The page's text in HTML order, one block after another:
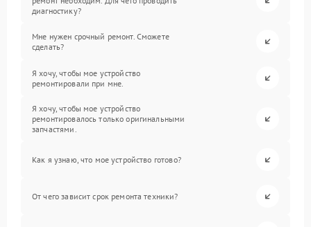
диагностику?
Мне нужен срочный ремонт. Сможете
сделать?
Я хочу, чтобы мое устройство
ремонтировали при мне.
Я хочу, чтобы мое устройство
ремонтировалось только оригинальными
запчастями.
Как я узнаю, что мое устройство готово?
От чего зависит срок ремонта техники?